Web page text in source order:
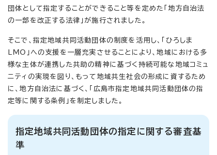
団体として指定することができること等を定めた「地方自治法
の一部を改正する法律」が施行されました。
そこで、指定地域共同活動団体の制度を活用し、「ひろしま
LMO」への支援を一層充実させることにより、地域における多
様な主体が連携した共助の精神に基づく持続可能な地域コミュ
ニティの実現を図り、もって地域共生社会の形成に資するため
に、地方自治法に基づく、「広島市指定地域共同活動団体の指
定等に関する条例」を制定しました。
指定地域共同活動団体の指定に関する審査基
準